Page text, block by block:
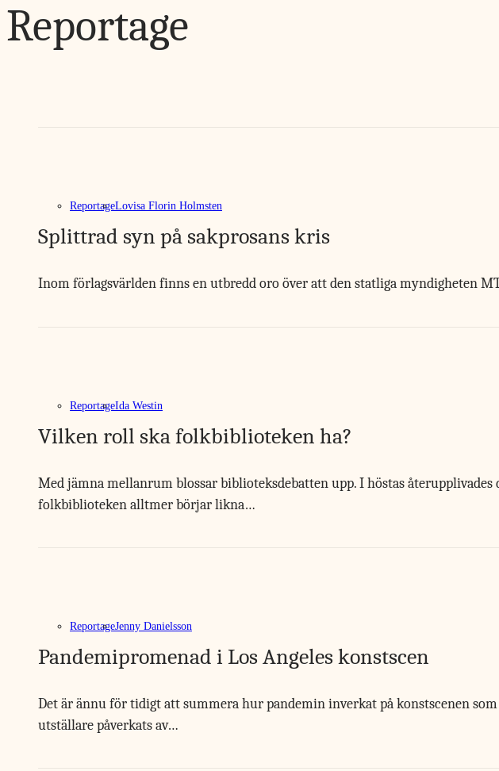
Reportage
ReportageLovisa Florin Holmsten
Splittrad syn på sakprosans kris
Inom förlagsvärlden finns en utbredd oro över att den statliga myndigheten
ReportageIda Westin
Vilken roll ska folkbiblioteken ha?
Med jämna mellanrum blossar biblioteksdebatten upp. I höstas
folkbiblioteken alltmer börjar likna…
ReportageJenny Danielsson
Pandemipromenad i Los Angeles konstscen
Det är ännu för tidigt att summera hur pandemin inverkat på konstscenen
utställare påverkats av…